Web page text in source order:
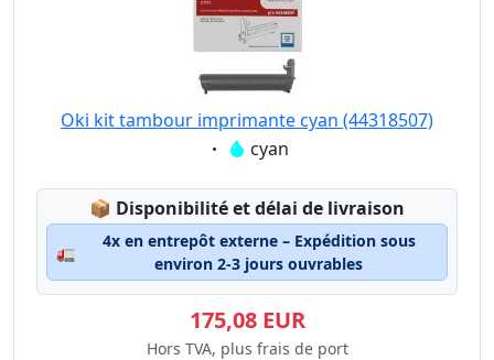
Oki kit tambour imprimante cyan (44318507)
Eigenschaft:
cyan
📦 Lagerstatus:
Disponibilité et délai de livraison
🚛
4x en entrepôt externe – Expédition sous
environ 2-3 jours ouvrables
175,08 EUR
Hors TVA, plus frais de port